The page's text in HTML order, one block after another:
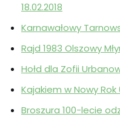
18.02.2018
Karnawałowy
Rajd 1983 Olszowy
Hołd dla Zofii
Kajakiem w Nowy Rok
Broszura 100-lecie